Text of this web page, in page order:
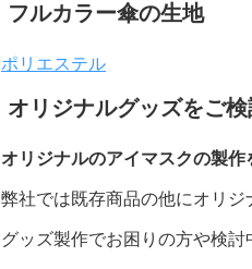
フルカラー傘の生地
ポリエステル
オリジナルグッズをご
オリジナルのアイマスクの製作
弊社では既存商品の他にオリジ
グッズ製作でお困りの方や検討